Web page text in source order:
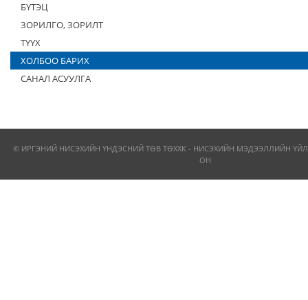
БҮТЭЦ
ЗОРИЛГО, ЗОРИЛТ
ТҮҮХ
ХОЛБОО БАРИХ
САНАЛ АСУУЛГА
© ИРГЭНИЙ НИСЭХИЙН ҮНДЭСНИЙ ТӨВ ТӨХХК - НИСЭХИЙН МЭДЭЭЛЛИЙН
ОН